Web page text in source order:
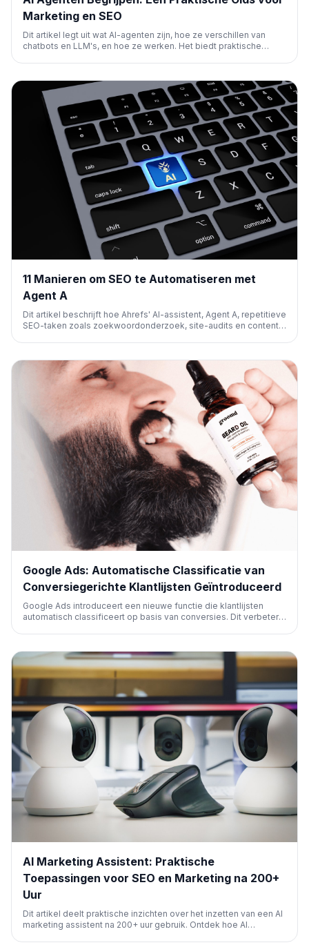
Marketing en SEO
Dit artikel legt uit wat AI-agenten zijn, hoe ze verschillen van
chatbots en LLM's, en hoe ze werken. Het biedt praktische
beginnen.
11 Manieren om SEO te Automatiseren met
Agent A
Dit artikel beschrijft hoe Ahrefs' AI-assistent, Agent A, repetitieve
SEO-taken zoals zoekwoordonderzoek, site-audits en content-
Google Ads: Automatische Classificatie van
Conversiegerichte Klantlijsten Geïntroduceerd
Google Ads introduceert een nieuwe functie die klantlijsten
automatisch classificeert op basis van conversies. Dit verbetert
ROI kunnen optimaliseren.
AI Marketing Assistent: Praktische
Toepassingen voor SEO en Marketing na 200+
Uur
Dit artikel deelt praktische inzichten over het inzetten van een AI
marketing assistent na 200+ uur gebruik. Ontdek hoe AI